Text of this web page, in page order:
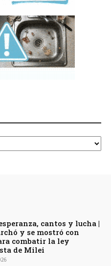
cantos y lucha |
y se mostró con
combatir la ley
de Milei